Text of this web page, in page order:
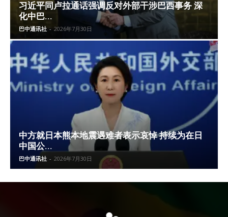
习近平同卢拉通话强调反对外部干涉巴西事务 深
化中巴...
巴中通讯社 - 2026年7月30日
中方就日本熊本地震遇难者表示哀悼 持续为在日
中国公...
巴中通讯社 - 2026年7月30日